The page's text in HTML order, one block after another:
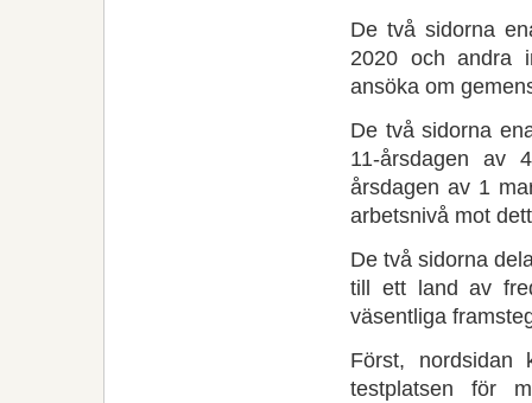
De två sidorna
2020 och andra
ansöka om
De två sidorna
11-årsdagen av
årsdagen av 1
arbetsnivå mot
De två sidorna
till ett land av
väsentliga
Först, nordsidan
testplatsen för